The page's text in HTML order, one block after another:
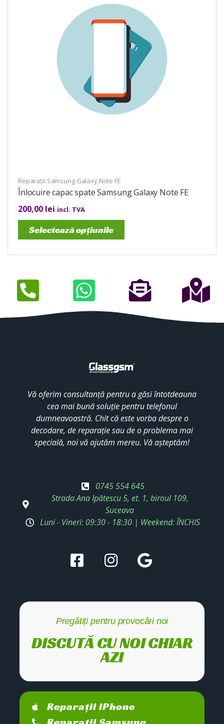
Reparații Samsung Galaxy Note FE
Înlocuire capac spate Samsung Galaxy Note FE
200,00 lei incl. TVA
Selectează opțiunile
Vă oferim consultanță pentru a găsi întotdeauna
cea mai bună soluție pentru telefonul
dumneavoastră. Chit că este vorba despre o
decodare, de reparație sau de o problema mai
specială, noi vă ajutăm mereu. Vă așteptăm!
0745 554 645
Strada Ana Ipătescu 5, et. 1, biroul 109,
Suceava
Luni - Vineri: 09:30 - 18:30 | Weekend: ÎNCHIS
Pregătiți pentru provocări noi
DISCUTĂ CU NOI CHIAR
AZI
Reparații iPhone